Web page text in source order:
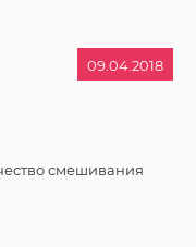
09.04.2018
смешивания